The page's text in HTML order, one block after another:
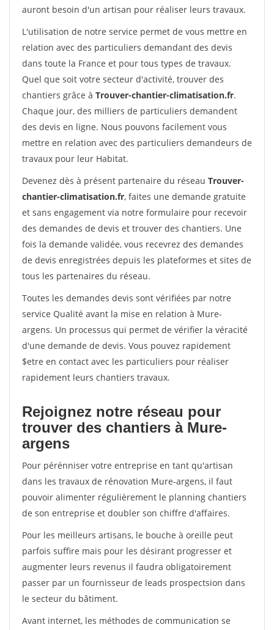
auront besoin d'un artisan pour réaliser leurs travaux.
L'utilisation de notre service permet de vous mettre en
relation avec des particuliers demandant des devis
dans toute la France et pour tous types de travaux.
Quel que soit votre secteur d'activité, trouver des
chantiers grâce à Trouver-chantier-climatisation.fr.
Chaque jour, des milliers de particuliers demandent
des devis en ligne. Nous pouvons facilement vous
mettre en relation avec des particuliers demandeurs de
travaux pour leur Habitat.
Devenez dès à présent partenaire du réseau Trouver-
chantier-climatisation.fr, faites une demande gratuite
et sans engagement via notre formulaire pour recevoir
des demandes de devis et trouver des chantiers. Une
fois la demande validée, vous recevrez des demandes
de devis enregistrées depuis les plateformes et sites de
tous les partenaires du réseau.
Toutes les demandes devis sont vérifiées par notre
service Qualité avant la mise en relation à Mure-
argens. Un processus qui permet de vérifier la véracité
d'une demande de devis. Vous pouvez rapidement
$etre en contact avec les particuliers pour réaliser
rapidement leurs chantiers travaux.
Rejoignez notre réseau pour
trouver des chantiers à Mure-
argens
Pour pérénniser votre entreprise en tant qu'artisan
dans les travaux de rénovation Mure-argens, il faut
pouvoir alimenter régulièrement le planning chantiers
de son entreprise et doubler son chiffre d'affaires.
Pour les meilleurs artisans, le bouche à oreille peut
parfois suffire mais pour les désirant progresser et
augmenter leurs revenus il faudra obligatoirement
passer par un fournisseur de leads prospectsion dans
le secteur du bâtiment.
Avant internet, les méthodes de communication se